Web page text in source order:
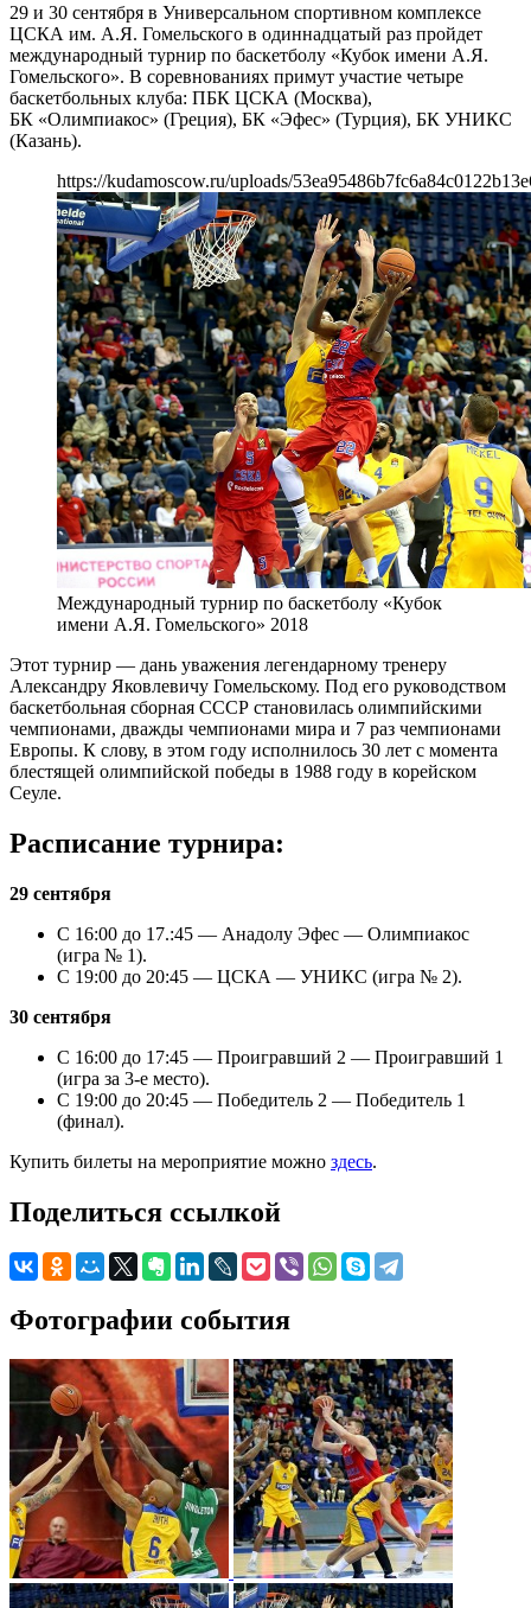
29 и 30 сентября в Универсальном спортивном комплексе
ЦСКА им. А.Я. Гомельского в одиннадцатый раз пройдет
международный турнир по баскетболу «Кубок имени А.Я.
Гомельского». В соревнованиях примут участие четыре
баскетбольных клуба: ПБК ЦСКА (Москва),
БК «Олимпиакос» (Греция), БК «Эфес» (Турция), БК УНИКС
(Казань).
https://kudamoscow.ru/uploads/
Международный турнир по баскетболу «Кубок
имени А.Я. Гомельского» 2018
Этот турнир — дань уважения легендарному тренеру
Александру Яковлевичу Гомельскому. Под его руководством
баскетбольная сборная СССР становилась олимпийскими
чемпионами, дважды чемпионами мира и 7 раз чемпионами
Европы. К слову, в этом году исполнилось 30 лет с момента
блестящей олимпийской победы в 1988 году в корейском
Сеуле.
Расписание турнира:
29 сентября
С 16:00 до 17.:45 — Анадолу Эфес — Олимпиакос
(игра № 1).
С 19:00 до 20:45 — ЦСКА — УНИКС (игра № 2).
30 сентября
С 16:00 до 17:45 — Проигравший 2 — Проигравший 1
(игра за 3-е место).
С 19:00 до 20:45 — Победитель 2 — Победитель 1
(финал).
Купить билеты на мероприятие можно здесь.
Поделиться ссылкой
Фотографии события